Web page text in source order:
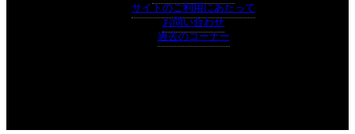
サイトのご利用にあたって
お問い合わせ
過去のコーナー